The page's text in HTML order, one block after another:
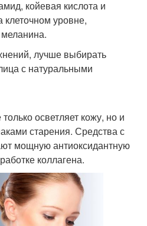
койевая кислота и
клеточном уровне,
лучше выбирать
с натуральными
осветляет кожу, но и
старения. Средства с
мощную антиоксидантную
коллагена.